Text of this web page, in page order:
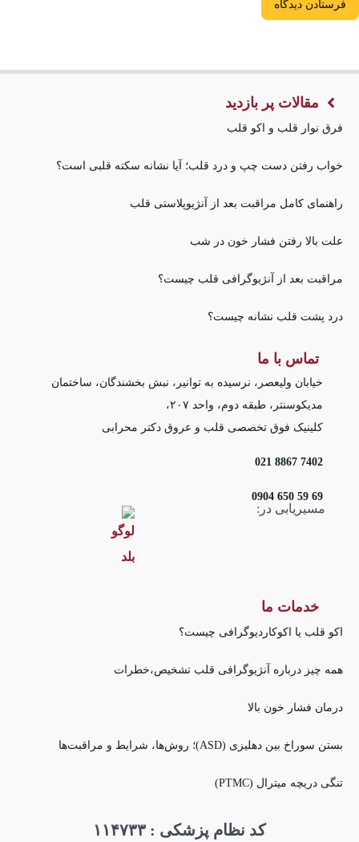
مقالات پر بازدید
فرق نوار قلب و اکو قلب
خواب رفتن دست چپ و درد قلب؛ آیا نشانه سکته قلبی است؟
راهنمای کامل مراقبت بعد از آنژیوپلاستی قلب
علت بالا رفتن فشار خون در شب
مراقبت بعد از آنژیوگرافی قلب چیست؟
درد پشت قلب نشانه چیست؟
تماس با ما
خیابان ولیعصر، نرسیده به توانیر، نبش بخشندگان، ساختمان
مدیکوسنتر، طبقه دوم، واحد ۲۰۷،
کلینیک فوق تخصصی قلب و عروق دکتر محرابی
7402 8867 021
69 59 650 0904
مسیریابی در:
خدمات ما
اکو قلب یا اکوکاردیوگرافی چیست؟
همه چیز درباره آنژیوگرافی قلب تشخیص،خطرات
درمان فشار خون بالا
بستن سوراخ بین دهلیزی (ASD)؛ روش‌ها، شرایط و مراقبت‌ها
تنگی دریچه میترال (PTMC)
کد نظام پزشکی : ۱۱۴۷۳۳